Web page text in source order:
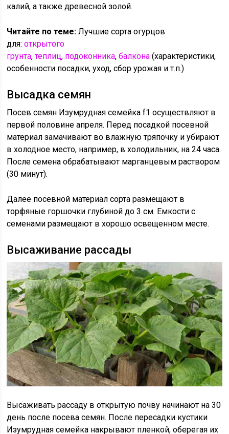
калий, а также древесной золой.
Читайте по теме:Лучшие сорта огурцов
для:открытого
грунта,теплиц, подоконника,балкона (характеристики,
особенности посадки, уход, сбор урожая и т.п.)
Высадка семян
Посев семян Изумрудная семейка f1 осуществляют в
первой половине апреля. Перед посадкой посевной
материал замачивают во влажную тряпочку и убирают
в холодное место, например, в холодильник, на 24 часа.
После семена обрабатывают марганцевым раствором
(30 минут).
Далее посевной материал сорта размещают в
торфяные горшочки глубиной до 3 см. Емкости с
семенами размещают в хорошо освещенном месте.
Высаживание рассады
Высаживать рассаду в открытую почву начинают на 30
день после посева семян. После пересадки кустики
Изумрудная семейка накрывают пленкой, оберегая их